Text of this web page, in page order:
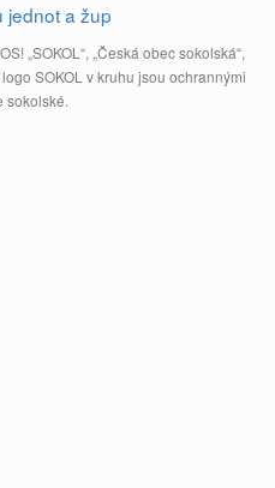
jednot a žup
„SOKOL“, „Česká obec sokolská“,
SOKOL v kruhu jsou ochrannými
sokolské.